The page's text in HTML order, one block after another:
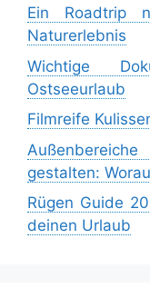
Ein Roadtrip
Naturerlebnis
Wichtige
Ostseeurlaub
Filmreife
gestalten:
Rügen Guide
deinen Urlaub